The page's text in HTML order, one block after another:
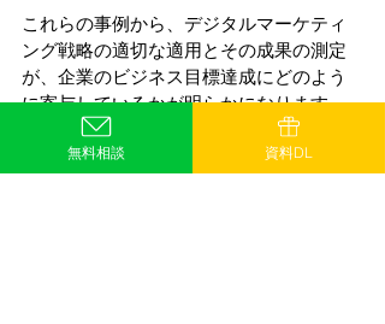
これらの事例から、デジタルマーケティ
ング戦略の適切な適用とその成果の測定
が、企業のビジネス目標達成にどのよう
に寄与しているかが明らかになります。
新しい技術と方法の採用は、これらの戦
略をさらに進化させる機会を提供しま
無料相談 資料DL